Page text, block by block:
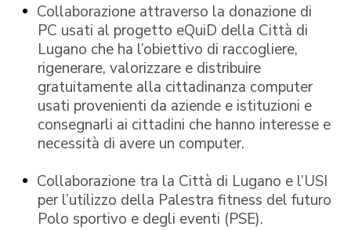
Collaborazione attraverso la donazione di
PC usati al progetto eQuiD della Città di
Lugano che ha l’obiettivo di raccogliere,
rigenerare, valorizzare e distribuire
gratuitamente alla cittadinanza computer
usati provenienti da aziende e istituzioni e
consegnarli ai cittadini che hanno interesse e
necessità di avere un computer.
Collaborazione tra la Città di Lugano e l’USI
per l’utilizzo della Palestra fitness del futuro
Polo sportivo e degli eventi (PSE).